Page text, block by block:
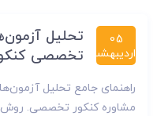
05
اردیبهشت
تحلیل
تخصصی
راهنمای جامع تحلیل
مشاوره کنکور تخصصی.